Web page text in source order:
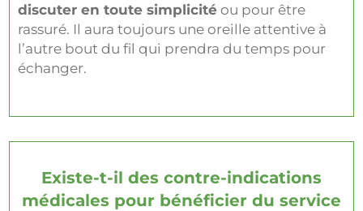
discuter en toute simplicité ou pour être
rassuré. Il aura toujours une oreille attentive à
l’autre bout du fil qui prendra du temps pour
échanger.
Existe-t-il des contre-indications
médicales pour bénéficier du service